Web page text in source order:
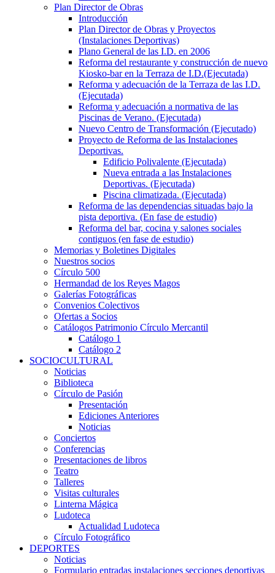
Plan Director de Obras
Introducción
Plan Director de Obras y Proyectos
(Instalaciones Deportivas)
Plano General de las I.D. en 2006
Reforma del restaurante y construcción de nuevo
Kiosko-bar en la Terraza de I.D.(Ejecutada)
Reforma y adecuación de la Terraza de las I.D.
(Ejecutada)
Reforma y adecuación a normativa de las
Piscinas de Verano. (Ejecutada)
Nuevo Centro de Transformación (Ejecutado)
Proyecto de Reforma de las Instalaciones
Deportivas.
Edificio Polivalente (Ejecutada)
Nueva entrada a las Instalaciones
Deportivas. (Ejecutada)
Piscina climatizada. (Ejecutada)
Reforma de las dependencias situadas bajo la
pista deportiva. (En fase de estudio)
Reforma del bar, cocina y salones sociales
contiguos (en fase de estudio)
Memorias y Boletines Digitales
Nuestros socios
Círculo 500
Hermandad de los Reyes Magos
Galerías Fotográficas
Convenios Colectivos
Ofertas a Socios
Catálogos Patrimonio Círculo Mercantil
Catálogo 1
Catálogo 2
SOCIOCULTURAL
Noticias
Biblioteca
Círculo de Pasión
Presentación
Ediciones Anteriores
Noticias
Conciertos
Conferencias
Presentaciones de libros
Teatro
Talleres
Visitas culturales
Linterna Mágica
Ludoteca
Actualidad Ludoteca
Círculo Fotográfico
DEPORTES
Noticias
Formulario entradas instalaciones secciones deportivas